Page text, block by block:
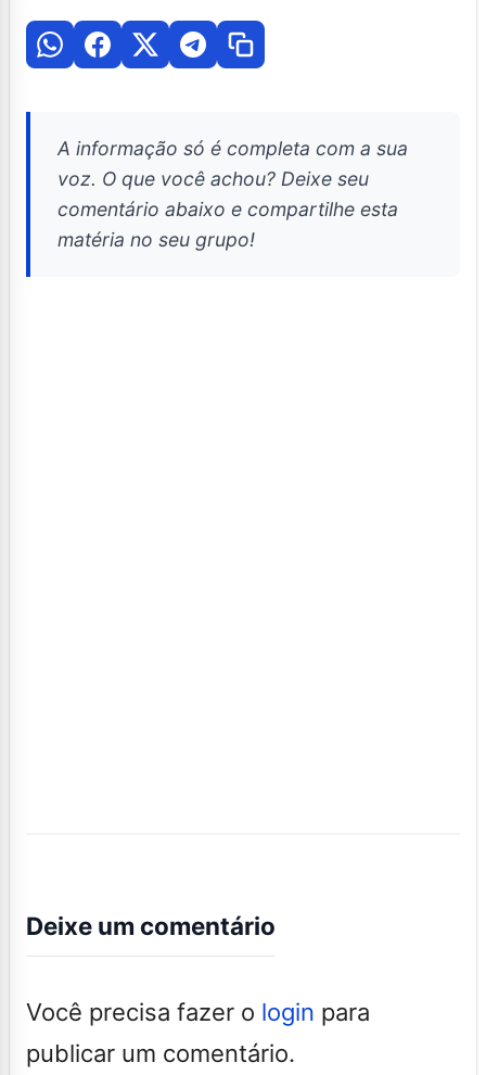
A informação só é completa com a sua
voz. O que você achou? Deixe seu
comentário abaixo e compartilhe esta
matéria no seu grupo!
Deixe um comentário
Você precisa fazer o login para
publicar um comentário.